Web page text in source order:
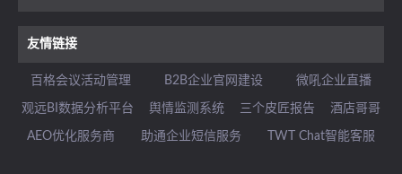
友情链接
百格会议活动管理 B2B企业官网建设 微吼企业直播
观远BI数据分析平台 舆情监测系统 三个皮匠报告 酒店哥哥
AEO优化服务商 助通企业短信服务 TWT Chat智能客服